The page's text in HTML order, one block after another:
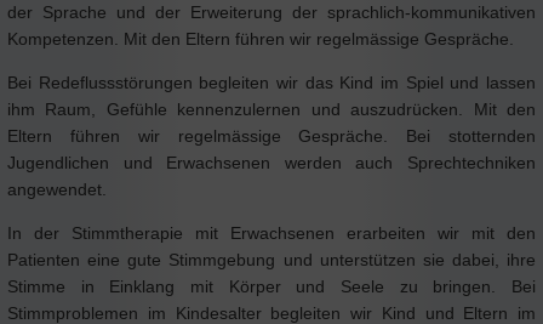
der Sprache und der Erweiterung der sprachlich-kommunikativen
Kompetenzen. Mit den Eltern führen wir regelmässige Gespräche.
Bei Redeflussstörungen begleiten wir das Kind im Spiel und lassen
ihm Raum, Gefühle kennenzulernen und auszudrücken. Mit den
Eltern führen wir regelmässige Gespräche. Bei stotternden
Jugendlichen und Erwachsenen werden auch Sprechtechniken
angewendet.
In der Stimmtherapie mit Erwachsenen erarbeiten wir mit den
Patienten eine gute Stimmgebung und unterstützen sie dabei, ihre
Stimme in Einklang mit Körper und Seele zu bringen. Bei
Stimmproblemen im Kindesalter begleiten wir Kind und Eltern im